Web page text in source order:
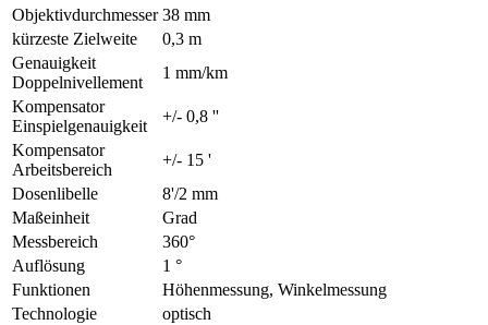
Objektivdurchmesser 38 mm
kürzeste Zielweite
0,3 m
Genauigkeit
Doppelnivellement
1 mm/km
Kompensator
Einspielgenauigkeit
+/- 0,8 ''
Kompensator
Arbeitsbereich
+/- 15 '
Dosenlibelle
8'/2 mm
Maßeinheit
Grad
Messbereich
360°
Auflösung
1 °
Funktionen
Höhenmessung, Winkelmessung
Technologie
optisch